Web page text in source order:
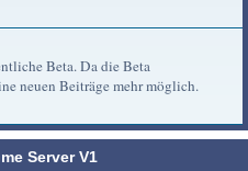
Beta. Da die Beta
neuen Beiträge mehr möglich.
Server V1